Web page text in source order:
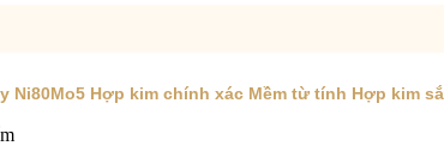
Ni80Mo5 Hợp kim chính xác Mềm từ tính Hợp kim